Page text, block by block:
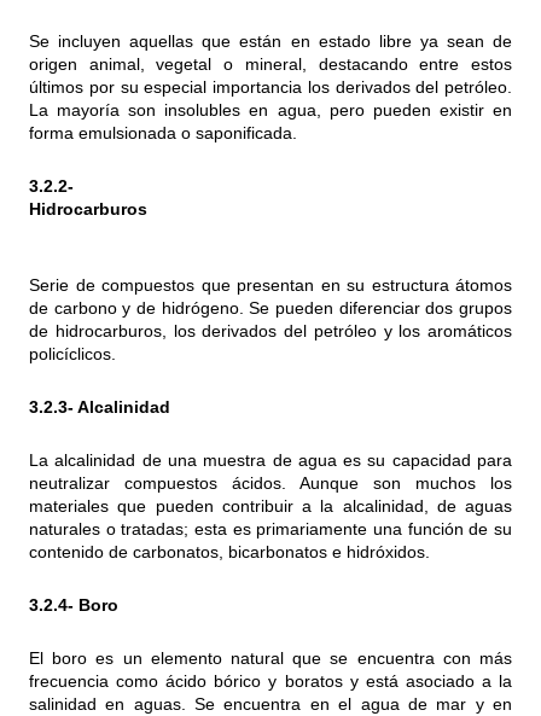
Se incluyen aquellas que están en estado libre ya sean de
origen animal, vegetal o mineral, destacando entre estos
últimos por su especial importancia los derivados del petróleo.
La mayoría son insolubles en agua, pero pueden existir en
forma emulsionada o saponificada.
3.2.2-
Serie de compuestos que presentan en su estructura átomos
de carbono y de hidrógeno. Se pueden diferenciar dos grupos
de hidrocarburos, los derivados del petróleo y los aromáticos
policíclicos.
3.2.3-Alcalinidad
La alcalinidad de una muestra de agua es su capacidad para
neutralizar compuestos ácidos. Aunque son muchos los
materiales que pueden contribuir a la alcalinidad, de aguas
naturales o tratadas; esta es primariamente una función de su
contenido de carbonatos, bicarbonatos e hidróxidos.
3.2.4- Boro
El boro es un elemento natural que se encuentra con más
frecuencia como ácido bórico y boratos y está asociado a la
salinidad en aguas. Se encuentra en el agua de mar y en